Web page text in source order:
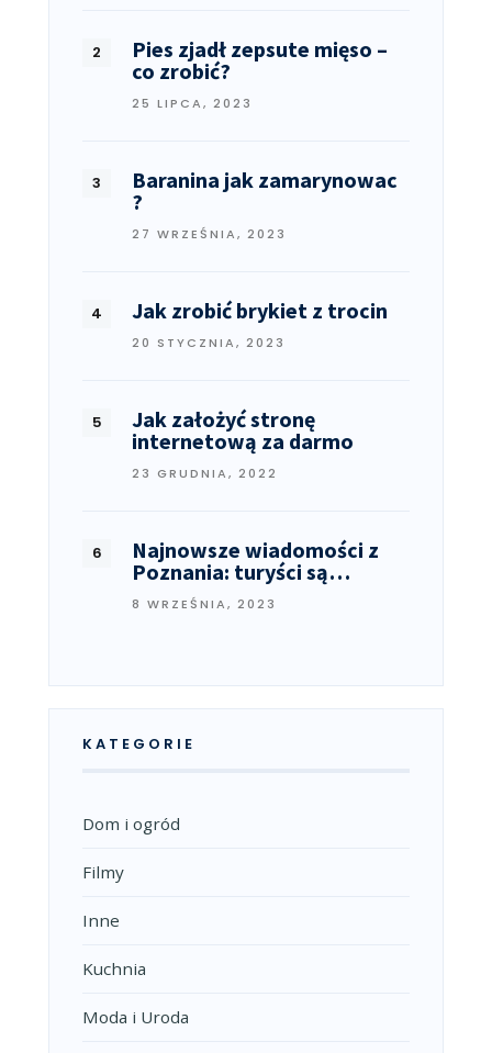
Pies zjadł zepsute mięso –
co zrobić?
25 LIPCA, 2023
Baranina jak zamarynowac
?
27 WRZEŚNIA, 2023
Jak zrobić brykiet z trocin
20 STYCZNIA, 2023
Jak założyć stronę
internetową za darmo
23 GRUDNIA, 2022
Najnowsze wiadomości z
Poznania: turyści są…
8 WRZEŚNIA, 2023
KATEGORIE
Dom i ogród
Filmy
Inne
Kuchnia
Moda i Uroda